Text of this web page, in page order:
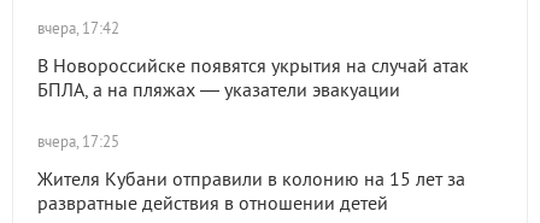
вчера, 17:42
В Новороссийске появятся укрытия на случай атак
БПЛА, а на пляжах — указатели эвакуации
вчера, 17:25
Жителя Кубани отправили в колонию на 15 лет за
развратные действия в отношении детей